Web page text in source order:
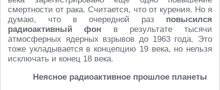
смертности от рака. Считается, что от курения. Но я
думаю, что в очередной раз повысился
радиоактивный фон в результате тысячи
атмосферных ядерных взрывов до 1963 года. Это
тоже укладывается в концепцию 19 века, но нельзя
исключать и конец 18 века.
Неясное радиоактивное прошлое планеты